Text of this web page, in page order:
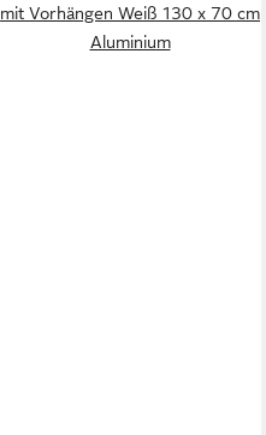
mit Vorhängen Weiß 130 x 70 cm
Aluminium